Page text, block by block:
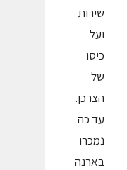
שירות
ועל
כיסו
של
הצרכן.
עד כה
נמכרו
בארנה